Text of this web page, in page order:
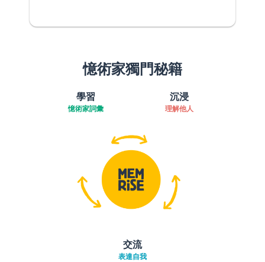
憶術家獨門秘籍
學習
憶術家詞彙
沉浸
理解他人
交流
表達自我